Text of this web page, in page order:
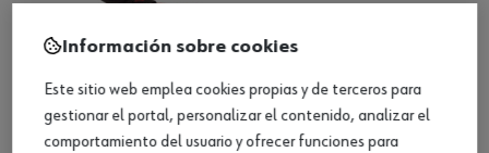
Información sobre cookies
Este sitio web emplea cookies propias y de terceros para
gestionar el portal, personalizar el contenido, analizar el
comportamiento del usuario y ofrecer funciones para